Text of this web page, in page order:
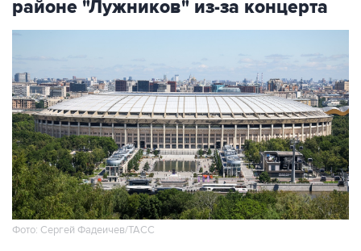
районе "Лужников" из-за концерта
Фото: Сергей Фадеичев/ТАСС